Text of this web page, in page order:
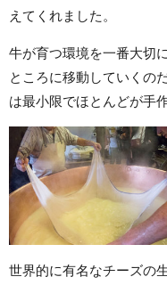
えてくれました。
牛が育つ環境を一番大切
ところに移動していくの
は最小限でほとんどが手
世界的に有名なチーズの